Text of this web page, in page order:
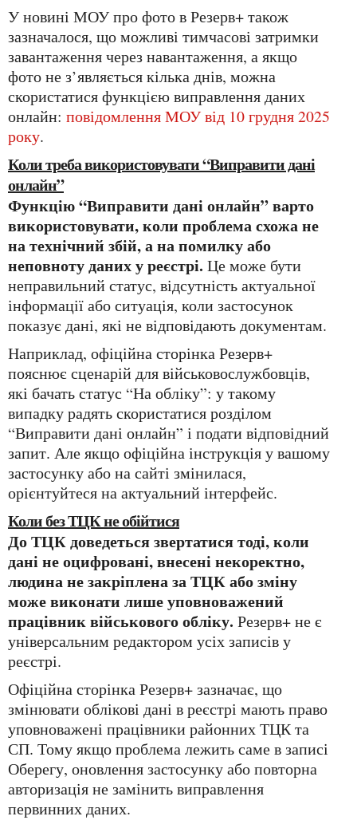
У новині МОУ про фото в Резерв+ також
зазначалося, що можливі тимчасові затримки
завантаження через навантаження, а якщо
фото не з’являється кілька днів, можна
скористатися функцією виправлення даних
онлайн: повідомлення МОУ від 10 грудня 2025
року.
Коли треба використовувати “Виправити дані
онлайн”
Функцію “Виправити дані онлайн” варто
використовувати, коли проблема схожа не
на технічний збій, а на помилку або
неповноту даних у реєстрі. Це може бути
неправильний статус, відсутність актуальної
інформації або ситуація, коли застосунок
показує дані, які не відповідають документам.
Наприклад, офіційна сторінка Резерв+
пояснює сценарій для військовослужбовців,
які бачать статус “На обліку”: у такому
випадку радять скористатися розділом
“Виправити дані онлайн” і подати відповідний
запит. Але якщо офіційна інструкція у вашому
застосунку або на сайті змінилася,
орієнтуйтеся на актуальний інтерфейс.
Коли без ТЦК не обійтися
До ТЦК доведеться звертатися тоді, коли
дані не оцифровані, внесені некоректно,
людина не закріплена за ТЦК або зміну
може виконати лише уповноважений
працівник військового обліку. Резерв+ не є
універсальним редактором усіх записів у
реєстрі.
Офіційна сторінка Резерв+ зазначає, що
змінювати облікові дані в реєстрі мають право
уповноважені працівники районних ТЦК та
СП. Тому якщо проблема лежить саме в записі
Оберегу, оновлення застосунку або повторна
авторизація не замінить виправлення
первинних даних.